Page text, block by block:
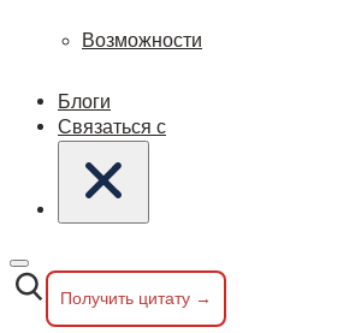
Возможности
Блоги
Связаться с
Получить цитату →